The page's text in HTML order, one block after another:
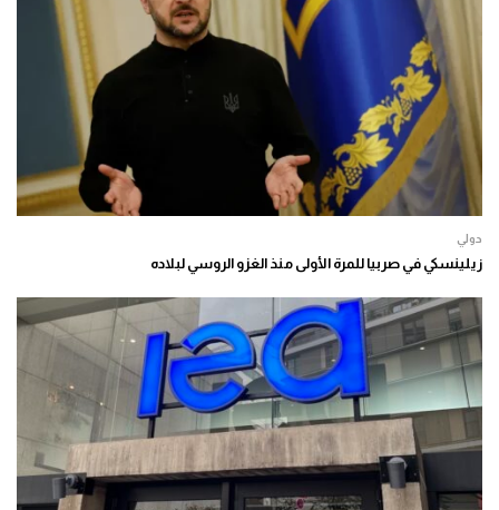
دولي
زيلينسكي في صربيا للمرة الأولى منذ الغزو الروسي لبلاده